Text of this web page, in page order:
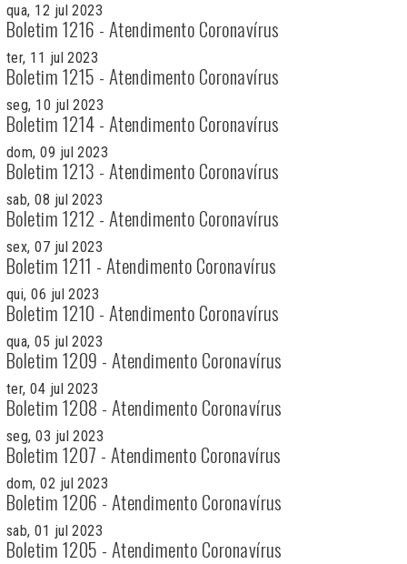
qua, 12 jul 2023
Boletim 1216 - Atendimento Coronavírus
ter, 11 jul 2023
Boletim 1215 - Atendimento Coronavírus
seg, 10 jul 2023
Boletim 1214 - Atendimento Coronavírus
dom, 09 jul 2023
Boletim 1213 - Atendimento Coronavírus
sab, 08 jul 2023
Boletim 1212 - Atendimento Coronavírus
sex, 07 jul 2023
Boletim 1211 - Atendimento Coronavírus
qui, 06 jul 2023
Boletim 1210 - Atendimento Coronavírus
qua, 05 jul 2023
Boletim 1209 - Atendimento Coronavírus
ter, 04 jul 2023
Boletim 1208 - Atendimento Coronavírus
seg, 03 jul 2023
Boletim 1207 - Atendimento Coronavírus
dom, 02 jul 2023
Boletim 1206 - Atendimento Coronavírus
sab, 01 jul 2023
Boletim 1205 - Atendimento Coronavírus